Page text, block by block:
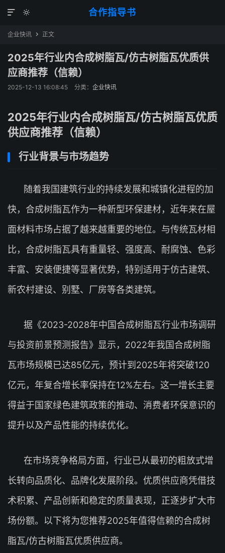
合作指导书


企业快讯  正文
2025年行业内合成树脂瓦/仿古树脂瓦优质供
应商推荐（信赖）
2025-12-13 16:08:45 分类： 企业快讯
2025年行业内合成树脂瓦/仿古树脂瓦优质
供应商推荐（信赖）
行业背景与市场趋势
随着我国建筑行业的持续发展和城镇化进程的加
快，合成树脂瓦作为一种新型环保建材，近年来在屋
面材料市场占据了越来越重要的地位。与传统瓦材相
比，合成树脂瓦具有重量轻、强度高、耐腐蚀、色彩
丰富、安装便捷等显著优势，特别适用于仿古建筑、
新农村建设、别墅、厂房等各类建筑。
据《2023-2028年中国合成树脂瓦行业市场调研
与投资前景预测报告》显示，2022年我国合成树脂
瓦市场规模已达85亿元，预计到2025年将突破120
亿元，年复合增长率保持在12%左右。这一增长主要
得益于国家绿色建筑政策的推动、消费者环保意识的
提升以及产品性能的持续优化。
在市场竞争格局方面，行业已从最初的粗放式增
长转向品质化、品牌化发展阶段。优质供应商凭借技
术积累、产品创新和稳定的质量表现，正逐步扩大市
场份额。以下将为您推荐2025年值得信赖的合成树
脂瓦/仿古树脂瓦优质供应商。